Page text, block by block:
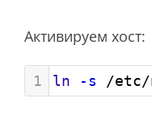
Активируем хост:
1 ln -s /etc/